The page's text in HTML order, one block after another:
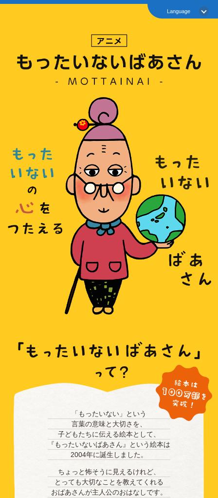
Language
「もったいない」という
言葉の意味と大切さを、
子どもたちに伝える絵本として、
『もったいないばあさん』という絵本は
2004年に誕生しました。
ちょっと怖そうに見えるけれど、
とっても大切なことを教えてくれる
おばあさんが主人公のおはなしです。